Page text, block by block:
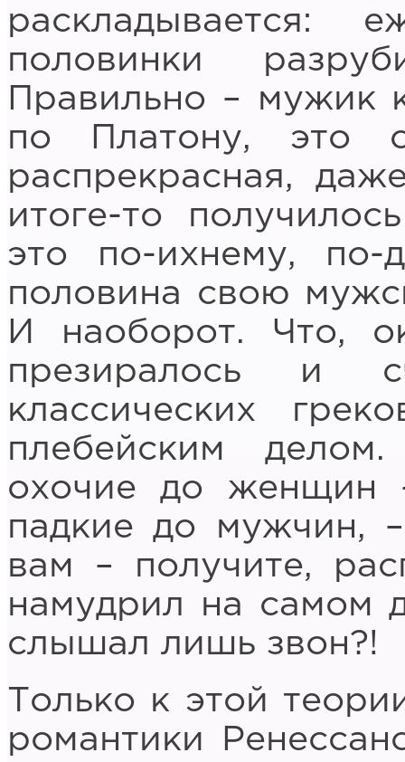
половинки
Правильно – мужик
по Платону, это
распрекрасная,
итоге-то
это по-ихнему, по-
половина свою
И наоборот. Что,
презиралось и
классических
плебейским
охочие до женщин
падкие до мужчин,
вам – получите,
намудрил на самом
слышал лишь звон?!
Только к этой
романтики